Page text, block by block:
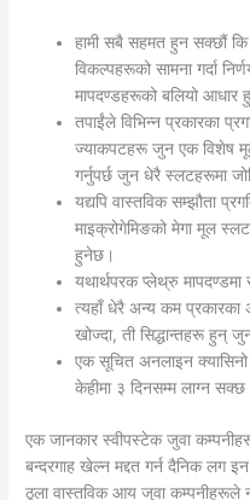
हामी सबै सहमत हुन सक्छौं
विकल्पहरूको सामना गर्दा
मापदण्डहरूको बलियो आधार
तपाईंले विभिन्न प्रकारका
ज्याकपटहरू जुन एक विशेष
गर्नुपर्छ जुन धेरै स्लटहरूमा
यद्यपि वास्तविक सम्झौता
माइक्रोगेमिङको मेगा मूल
हुनेछ।
यथार्थपरक प्लेथ्रु मापदण्डमा
त्यहाँ धेरै अन्य कम
खोज्दा, ती सिद्धान्तहरू हुन्
एक सूचित अनलाइन क्यासिनो
केहीमा ३ दिनसम्म लाग्न
एक जानकार स्वीपस्टेक जुवा
बन्दरगाह खेल्न मद्दत गर्न दैनिक लग
ठूला वास्तविक आय जुवा कम्पनीहरूले